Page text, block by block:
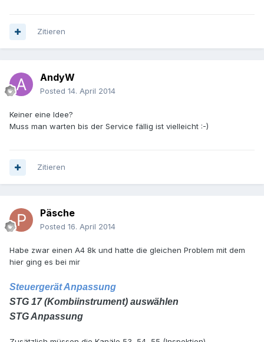
Zitieren
AndyW
Posted 14. April 2014
Keiner eine Idee?
Muss man warten bis der Service fällig ist vielleicht :-)
Zitieren
Päsche
Posted 16. April 2014
Habe zwar einen A4 8k und hatte die gleichen Problem mit dem
hier ging es bei mir
Steuergerät Anpassung
STG 17 (Kombiinstrument) auswählen
STG Anpassung